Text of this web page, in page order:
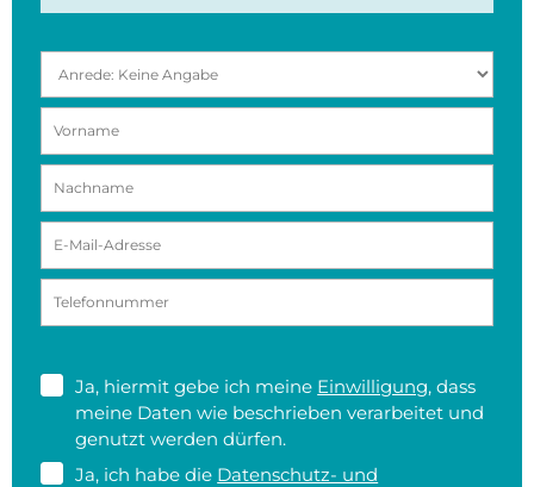
Ja, hiermit gebe ich meine Einwilligung, dass
meine Daten wie beschrieben verarbeitet und
genutzt werden dürfen.
Ja, ich habe die Datenschutz- und